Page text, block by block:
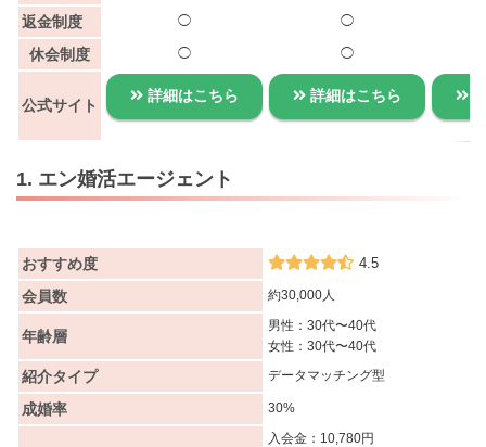
返金制度 ◯ ◯
休会制度 ◯ ◯
公式サイト
詳細はこちら 詳細はこちら
1. エン婚活エージェント
おすすめ度 4.5
会員数 約30,000人
年齢層
男性：30代〜40代
女性：30代〜40代
紹介タイプ データマッチング型
成婚率 30%
入会金：10,780円